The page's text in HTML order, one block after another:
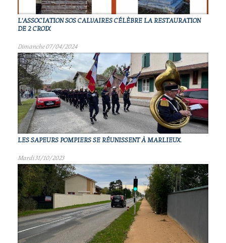
L'ASSOCIATION SOS CALVAIRES CÉLÈBRE LA RESTAURATION
DE 2 CROIX
Dimanche 07/04/2024
LES SAPEURS POMPIERS SE RÉUNISSENT À MARLIEUX.
Mardi 31/10/2023